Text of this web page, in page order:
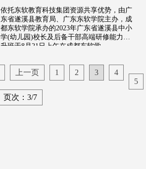
部高端研修能力提升班顺
利开班
依托东软教育科技集团资源共享优势，由广
东省遂溪县教育局、广东东软学院主办，成
都东软学院承办的2023年广东省遂溪县中小
学(幼儿园)校长及后备干部高端研修能力提
升班于8月21日上午在成都东软学...
上一页 1 2 3
4
5
页次：3/7